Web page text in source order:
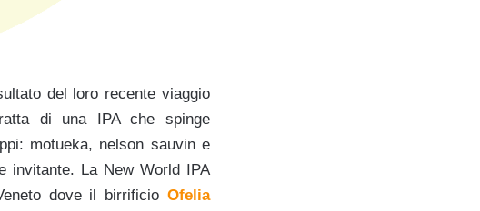
del loro recente viaggio
di una IPA che spinge
motueka, nelson sauvin e
invitante. La New World IPA
dove il birrificio Ofelia